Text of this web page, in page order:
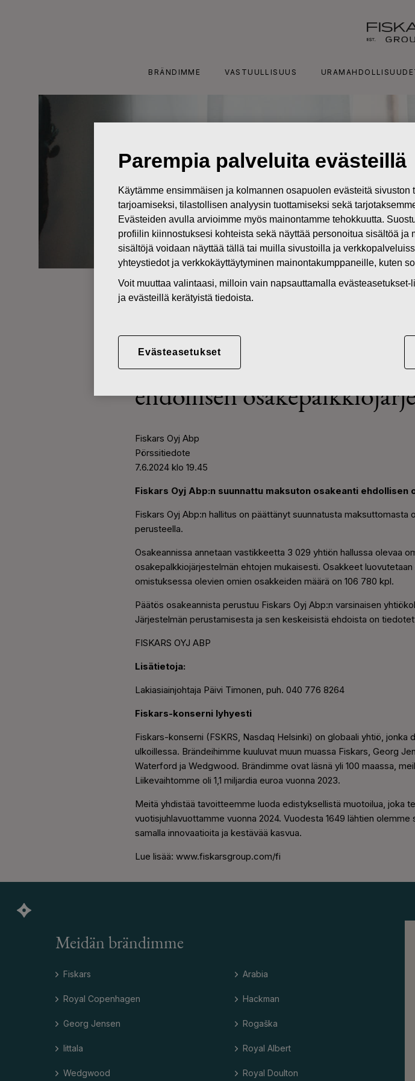
BRÄNDIMME VASTUULLISUUS
Uutiset
PÖRSSITIEDOTTEET
Fiskars Oyj Abp:n
ehdollisen
Fiskars Oyj Abp
Pörssitiedote
7.6.2024 klo 19.45
Fiskars Oyj Abp:n suunnattu maksuton osakeanti
Fiskars Oyj Abp:n hallitus on päättänyt suunnatusta
perusteella.
Osakeannissa annetaan vastikkeetta 3 029 yhtiön hallussa olevaa
osakepalkkiojärjestelmän ehtojen mukaisesti. Osakkeet
omistuksessa olevien omien osakkeiden määrä on 106 780 kpl.
Päätös osakeannista perustuu Fiskars Oyj Abp:n varsinaisen
Järjestelmän perustamisesta ja sen keskeisistä ehdoista on
FISKARS OYJ ABP
Lisätietoja:
Lakiasiainjohtaja Päivi Timonen, puh. 040 776 8264
Fiskars-konserni lyhyesti
Fiskars-konserni (FSKRS, Nasdaq Helsinki) on globaali yhtiö,
ulkoillessa. Brändeihimme kuuluvat muun muassa Fiskars, Georg
Waterford ja Wedgwood. Brändimme ovat läsnä yli 100 maassa,
Liikevaihtomme oli 1,1 miljardia euroa vuonna 2023.
Meitä yhdistää tavoitteemme luoda edistyksellistä muotoilua, joka
vuotisjuhlavuottamme vuonna 2024. Vuodesta 1649 lähtien
samalla innovaatioita ja kestävää kasvua.
Lue lisää: www.fiskarsgroup.com/fi
Meidän brändimme
Fiskars
Royal Copenhagen
Georg Jensen
Iittala
Wedgwood
Arabia
Hackman
Rogaška
Royal Albert
Royal Doulton
Parempia palveluita evästeillä
Käytämme ensimmäisen ja kolmannen osapuolen evästeitä
tarjoamiseksi, tilastollisen analyysin tuottamiseksi sekä
Evästeiden avulla arvioimme myös mainontamme tehokkuutta.
profiilin kiinnostuksesi kohteista sekä näyttää personoitua sisältöä
sisältöjä voidaan näyttää tällä tai muilla sivustoilla ja
yhteystiedot ja verkkokäyttäytyminen mainontakumppaneille, kuten
Voit muuttaa valintaasi, milloin vain napsauttamalla
ja evästeillä kerätyistä tiedoista.
Evästeasetukset